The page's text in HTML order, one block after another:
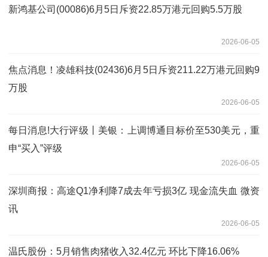
新鸿基公司(00086)6月5日斥资22.85万港元回购5.5万股
2026-06-05
焦点消息！凌雄科技(02436)6月5日斥资211.22万港元回购9
万股
2026-06-05
每日消息!大行评级丨美银：上调博通目标价至530美元，重
申“买入”评级
2026-06-05
深圳商报：高途Q1净利降7成去年亏损3亿 现金流失血 微资
讯
2026-06-05
温氏股份：5月销售肉猪收入32.4亿元 环比下降16.06%